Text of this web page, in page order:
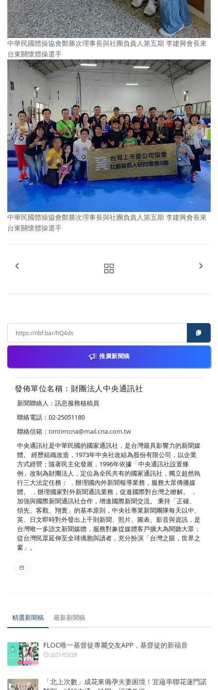
中華民國體操協會鄭勝次理事長與社團負責人第五期 李建興會長來
台東關懷體操選手
中華民國體操協會鄭勝次理事長與社團負責人第五期 李建興會長來
台東關懷體操選手
推廣新聞稿
發佈單位名稱：財團法人中央通訊社
新聞聯絡人：訊息服務核稿員
聯絡電話：02-25051180
聯絡信箱： timtimcna@mail.cna.com.tw
中央通訊社是中華民國的國家通訊社，是台灣最具影響力的新聞媒
體。 經歷組織改造，1973年中央社改組為股份有限公司，以企業
方式經營；隨著民主化發展，1996年依據「中央通訊社設置條
例」改制為財團法人，定位為全民共有的國家通訊社，獨立超然執
行三大法定任務： ．辦理國內外新聞報導業務，服務大眾傳播媒
體。 ．辦理國家對外新聞通訊業務，促進國際對台灣之瞭解。 ．
加強與國際新聞通訊社合作，增進國際新聞交流。 秉持「正確、
領先、客觀、翔實」的基本原則，中央社專業新聞團隊每天以中、
英、日文即時對外發出上千則新聞、照片、圖表、影音與資訊，是
台灣唯一多語文新聞媒體，服務對象從媒體客戶擴大為閱聽大眾；
從台灣民眾延伸至全球僑胞與讀者，充分扮演「台灣之眼，世界之
窗」。
精選新聞稿 最新新聞稿
FLOC唯一基督徒專屬交友APP，基督徒的新福音
2021/03/29
「北上次數」成花東備孕夫妻困境！宜蘊串聯花蓮門諾